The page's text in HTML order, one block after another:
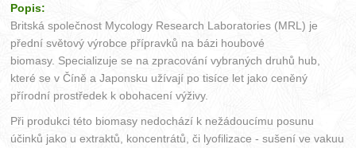
Popis:
Britská společnost Mycology Research Laboratories (MRL) je
přední světový výrobce přípravků na bázi houbové
biomasy. Specializuje se na zpracování vybraných druhů hub,
které se v Číně a Japonsku užívají po tisíce let jako ceněný
přírodní prostředek k obohacení výživy.
Při produkci této biomasy nedochází k nežádoucímu posunu
účinků jako u extraktů, koncentrátů, či lyofilizace - sušení ve vakuu